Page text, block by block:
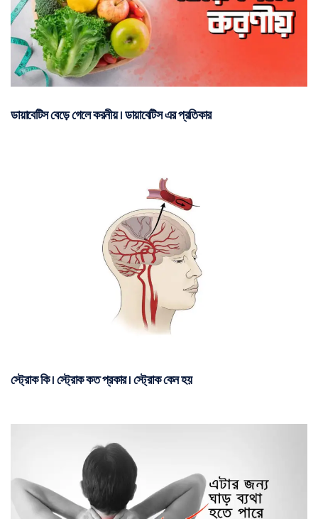
ডায়াবেটিস বেড়ে গেলে করনীয় | ডায়াবেটিস এর প্রতিকার
স্ট্রোক কি | স্ট্রোক কত প্রকার | স্ট্রোক কেন হয়